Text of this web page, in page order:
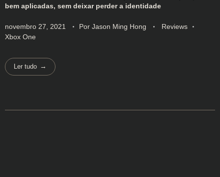
bem aplicadas, sem deixar perder a identidade
novembro 27, 2021 Por Jason Ming Hong
Reviews
Xbox One
Ler tudo